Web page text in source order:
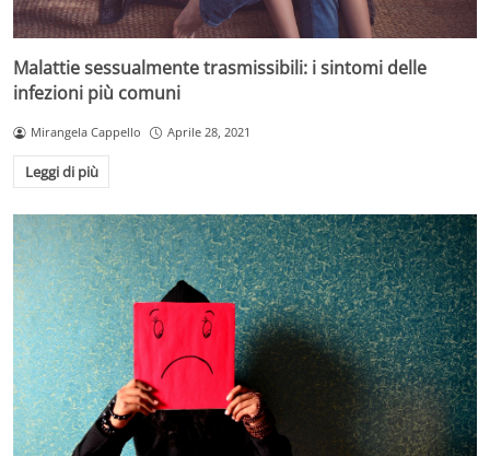
Malattie sessualmente trasmissibili: i sintomi delle
infezioni più comuni
Mirangela Cappello Aprile 28, 2021
Leggi di più